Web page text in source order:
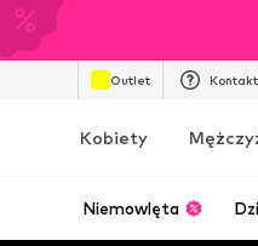
Outlet
Kobiety
Niemowlęta